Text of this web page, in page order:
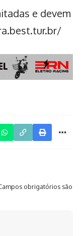
e devem
obrigatórios são